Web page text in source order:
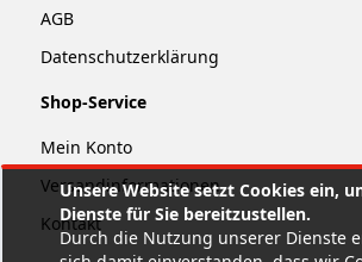
Unsere Website setzt Cookies ein,
Dienste für Sie bereitzustellen.
Durch die Nutzung unserer Dienste
AGB
Datenschutzerklärung
Shop-Service
Mein Konto
Versandinformationen
Kontakt